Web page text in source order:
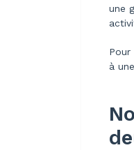
une
Pour
à